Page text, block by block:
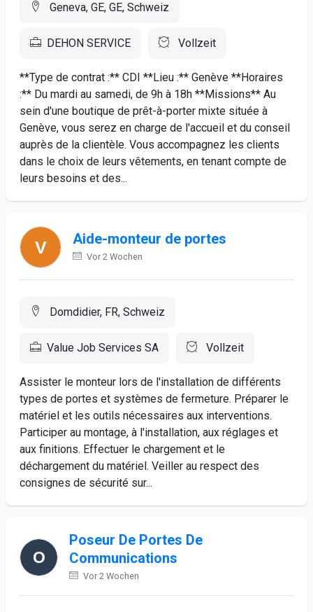
Geneva, GE, GE, Schweiz
DEHON SERVICE Vollzeit
**Type de contrat :** CDI **Lieu :** Genève **Horaires
:** Du mardi au samedi, de 9h à 18h **Missions** Au
sein d'une boutique de prêt-à-porter mixte située à
Genève, vous serez en charge de l'accueil et du conseil
auprès de la clientèle. Vous accompagnez les clients
dans le choix de leurs vêtements, en tenant compte de
leurs besoins et des...
Aide-monteur de portes
Vor 2 Wochen
Domdidier, FR, Schweiz
Value Job Services SA Vollzeit
Assister le monteur lors de l'installation de différents
types de portes et systèmes de fermeture. Préparer le
matériel et les outils nécessaires aux interventions.
Participer au montage, à l'installation, aux réglages et
aux finitions. Effectuer le chargement et le
déchargement du matériel. Veiller au respect des
consignes de sécurité sur...
Poseur De Portes De
Communications
Vor 2 Wochen